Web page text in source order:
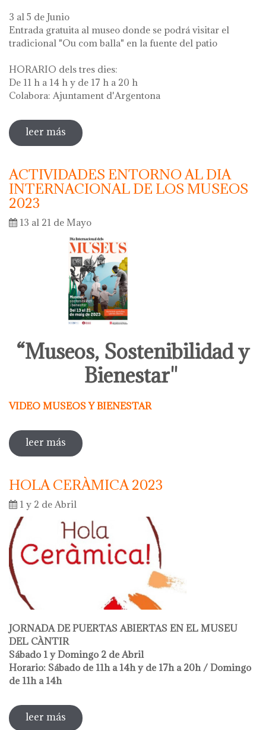
3 al 5 de Junio
Entrada gratuita al museo donde se podrá visitar el
tradicional "Ou com balla" en la fuente del patio
HORARIO dels tres dies:
De 11 h a 14 h y de 17 h a 20 h
Colabora: Ajuntament d'Argentona
leer más sobre diada de la flor - l'ou com balla a la
font
ACTIVIDADES ENTORNO AL DIA
INTERNACIONAL DE LOS MUSEOS
2023
13 al 21 de Mayo
“Museos, Sostenibilidad y
Bienestar"
VIDEO MUSEOS Y BIENESTAR
leer más sobre actividades entorno al dia
internacional de los museos 2023
HOLA CERÀMICA 2023
1 y 2 de Abril
JORNADA DE PUERTAS ABIERTAS EN EL MUSEU
DEL CÀNTIR
Sábado 1 y Domingo 2 de Abril
Horario: Sábado de 11h a 14h y de 17h a 20h / Domingo
de 11h a 14h
leer más sobre hola ceràmica 2023